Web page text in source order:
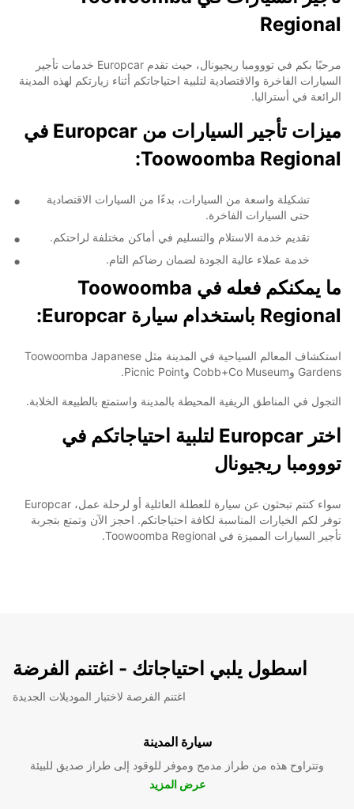
Regional
مرحبًا بكم في تووومبا ريجيونال، حيث تقدم Europcar خدمات تأجير
السيارات الفاخرة والاقتصادية لتلبية احتياجاتكم أثناء زيارتكم لهذه المدينة
الرائعة في أستراليا.
ميزات تأجير السيارات من Europcar في
Toowoomba Regional:
تشكيلة واسعة من السيارات، بدءًا من السيارات الاقتصادية
حتى السيارات الفاخرة.
تقديم خدمة الاستلام والتسليم في أماكن مختلفة لراحتكم.
خدمة عملاء عالية الجودة لضمان رضاكم التام.
ما يمكنكم فعله في Toowoomba
Regional باستخدام سيارة Europcar:
استكشاف المعالم السياحية في المدينة مثل Toowoomba Japanese
Gardens وCobb+Co Museum وPicnic Point.
التجول في المناطق الريفية المحيطة بالمدينة واستمتع بالطبيعة الخلابة.
اختر Europcar لتلبية احتياجاتكم في
تووومبا ريجيونال
سواء كنتم تبحثون عن سيارة للعطلة العائلية أو لرحلة عمل، Europcar
توفر لكم الخيارات المناسبة لكافة احتياجاتكم. احجز الآن وتمتع بتجربة
تأجير السيارات المميزة في Toowoomba Regional.
اسطول يلبي احتياجاتك - اغتنم الفرضة
اغتنم الفرصة لاختبار الموديلات الجديدة
سيارة المدينة
وتتراوح هذه من طراز مدمج وموفر للوقود إلى طراز صديق للبيئة
عرض المزيد